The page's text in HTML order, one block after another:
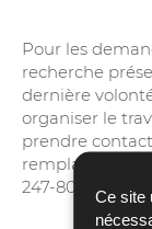
Ce site
Pour les
recherche
dernière
organiser le
prendre
remplaçant/sa
247-80473).